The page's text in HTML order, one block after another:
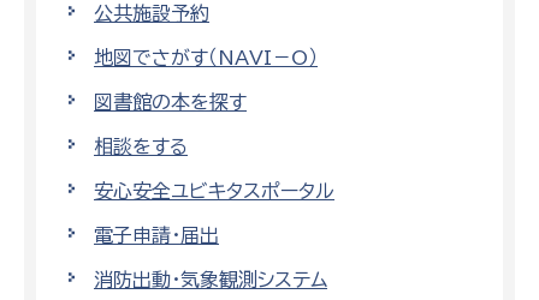
公共施設予約
地図でさがす（NAVI－O）
図書館の本を探す
相談をする
安心安全ユビキタスポータル
電子申請・届出
消防出動・気象観測システム